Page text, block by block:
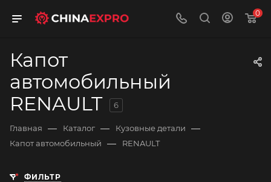
0
Капот
автомобильный
RENAULT
6
Главная — Каталог — Кузовные детали —
Капот автомобильный — RENAULT
ФИЛЬТР